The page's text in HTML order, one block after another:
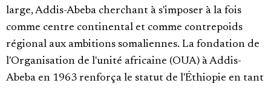
large, Addis-Abeba cherchant à s'imposer à la fois
comme centre continental et comme contrepoids
régional aux ambitions somaliennes. La fondation de
l'Organisation de l'unité africaine (OUA) à Addis-
Abeba en 1963 renforça le statut de l'Éthiopie en tant